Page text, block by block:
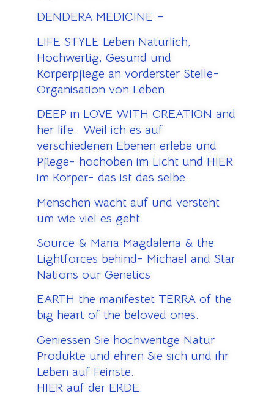
DENDERA MEDICINE –
LIFE STYLE Leben Natürlich,
Hochwertig, Gesund und
Körperpflege an vorderster Stelle-
Organisation von Leben.
DEEP in LOVE WITH CREATION and
her life.. Weil ich es auf
verschiedenen Ebenen erlebe und
Pflege- hochoben im Licht und HIER
im Körper- das ist das selbe..
Menschen wacht auf und versteht
um wie viel es geht.
Source & Maria Magdalena & the
Lightforces behind- Michael and Star
Nations our Genetics
EARTH the manifestet TERRA of the
big heart of the beloved ones.
Geniessen Sie hochweritge Natur
Produkte und ehren Sie sich und ihr
Leben auf Feinste.
HIER auf der ERDE.